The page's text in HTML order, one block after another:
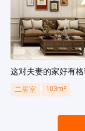
二居室 103m²